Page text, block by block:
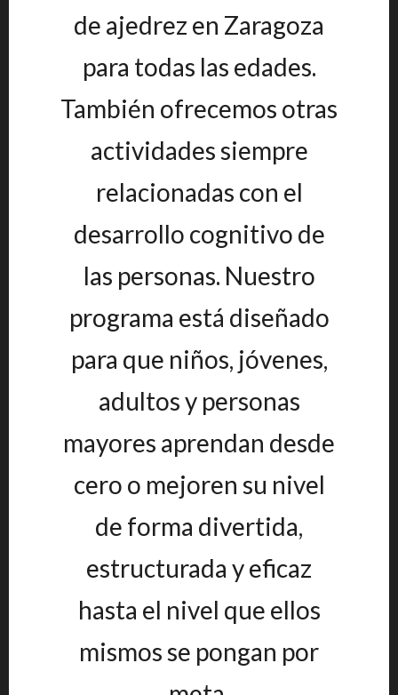
de ajedrez en Zaragoza
para todas las edades.
También ofrecemos otras
actividades siempre
relacionadas con el
desarrollo cognitivo de
las personas. Nuestro
programa está diseñado
para que niños, jóvenes,
adultos y personas
mayores aprendan desde
cero o mejoren su nivel
de forma divertida,
estructurada y eficaz
hasta el nivel que ellos
mismos se pongan por